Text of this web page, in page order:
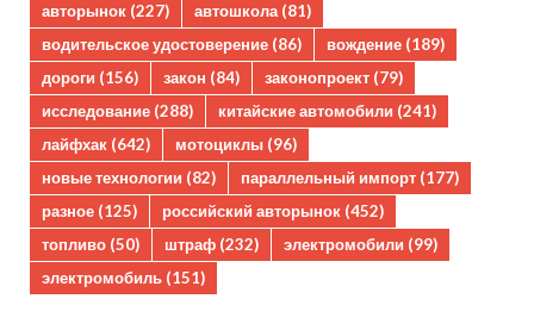
авторынок (227) автошкола(81)
водительское удостоверение (86) вождение (189)
дороги (156) закон (84) законопроект (79)
исследование (288) китайские автомобили (241)
лайфхак (642) мотоциклы (96)
новые технологии (82) параллельный импорт (177)
разное (125) российский авторынок (452)
топливо (50) штраф (232) электромобили (99)
электромобиль (151)